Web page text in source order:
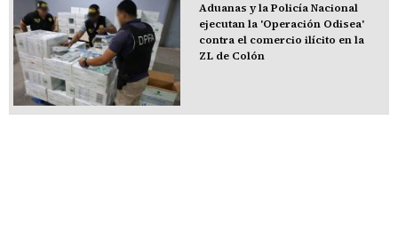
Aduanas y la Policía Nacional
ejecutan la 'Operación Odisea'
contra el comercio ilícito en la
ZL de Colón